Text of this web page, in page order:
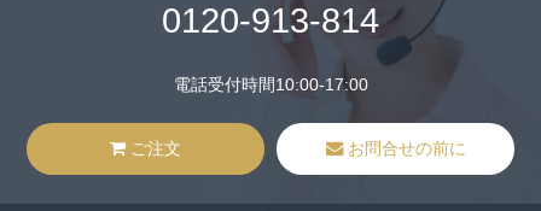
0120-913-814
電話受付時間10:00-17:00
ご注文 お問合せの前に